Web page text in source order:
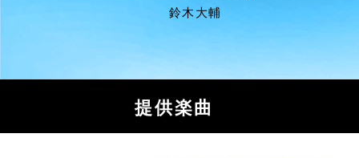
鈴木大輔
提供楽曲